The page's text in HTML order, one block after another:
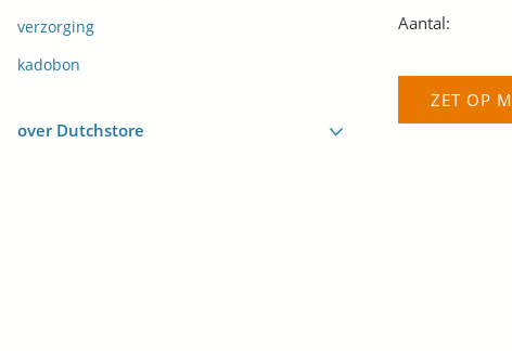
verzorging
kadobon
over Dutchstore
Aantal:
ZET OP